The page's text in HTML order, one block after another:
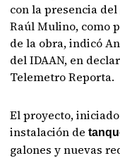
con la presencia
Raúl Mulino, como
de la obra, indicó
del IDAAN, en
Telemetro Reporta.
El proyecto,
instalación de
galones y nuevas